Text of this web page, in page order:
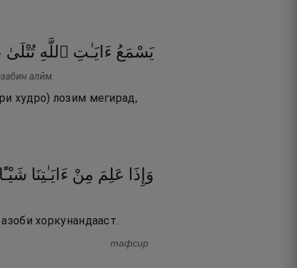
يَسْمَعُ ءَايَـٰتِ ٱللَّهِ تُتْلَىٰ
алӣм.
худро) лозим мегирад,
وَإِذَا عَلِمَ مِنْ ءَايَـٰتِنَا شَيْـًٔا
хоркунандааст.
тафсир